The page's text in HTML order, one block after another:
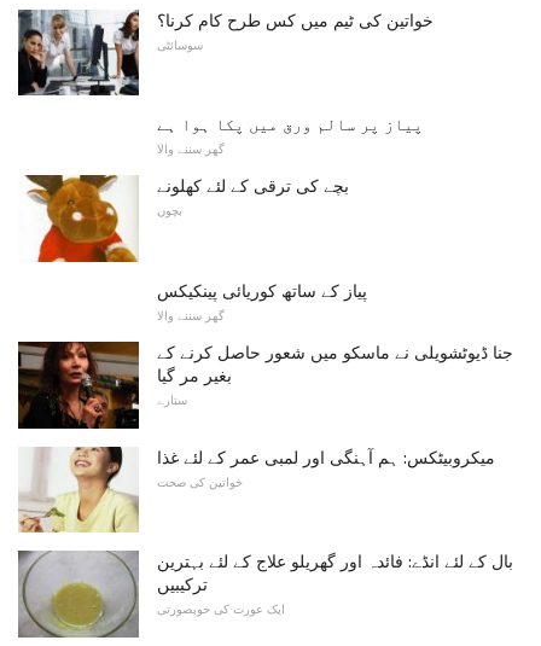
خواتین کی ٹیم میں کس طرح کام کرنا؟
سوسائٹی
پیاز پر سالم ورق میں پکا ہوا ہے
گھر سننے والا
بچے کی ترقی کے لئے کھلونے
بچوں
پیاز کے ساتھ کوریائی پینکیکس
گھر سننے والا
جنا ڈیوٹشویلی نے ماسکو میں شعور حاصل کرنے کے
بغیر مر گیا
ستارے
میکروبیٹکس: ہم آہنگی اور لمبی عمر کے لئے غذا
خواتین کی صحت
بال کے لئے انڈے: فائدہ اور گھریلو علاج کے لئے بہترین
ترکیبیں
ایک عورت کی خوبصورتی